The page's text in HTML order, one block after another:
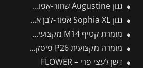
גגון Augustine שחור-אפור 2.6*0.9 מבית פלרם – Canopia
גגון Sophia XL אפור-לבן אופל 1.4X5.7 עיצוב מודרני מבית פלרם – Canopia
מזמרת קטיף M14 מקצועית קו CUT
מזמרה מקצועית P26 פיסקארס
דשן לעצי פרי – FLOWER